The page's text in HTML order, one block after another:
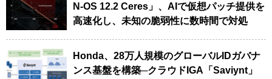
N-OS 12.2 Ceres」、AIで仮想パッチ提供を
高速化し、未知の脆弱性に数時間で対処
Honda、28万人規模のグローバルIDガバナ
ンス基盤を構築─クラウドIGA「Saviynt」